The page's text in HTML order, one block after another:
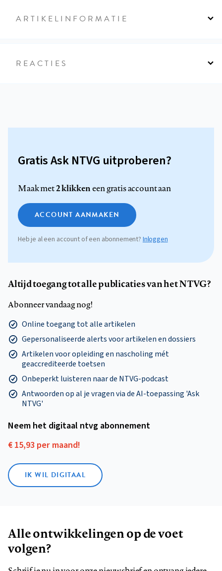
ARTIKELINFORMATIE
REACTIES
Gratis Ask NTVG uitproberen?
Maak met2 klikkeneen gratis account aan
ACCOUNT AANMAKEN
Heb je al een account of een abonnement?Inloggen
Altijd toegang tot alle publicaties van het NTVG?
Abonneer vandaag nog!
Online toegang tot alle artikelen
Gepersonaliseerde alerts voor artikelen en dossiers
Artikelen voor opleiding en nascholing mét
geaccrediteerde toetsen
Onbeperkt luisteren naar de NTVG-podcast
Antwoorden op al je vragen via de AI-toepassing 'Ask
NTVG'
Neem het digitaal ntvg abonnement
€ 15,93 per maand!
IK WIL DIGITAAL
Alle ontwikkelingen op de voet
volgen?